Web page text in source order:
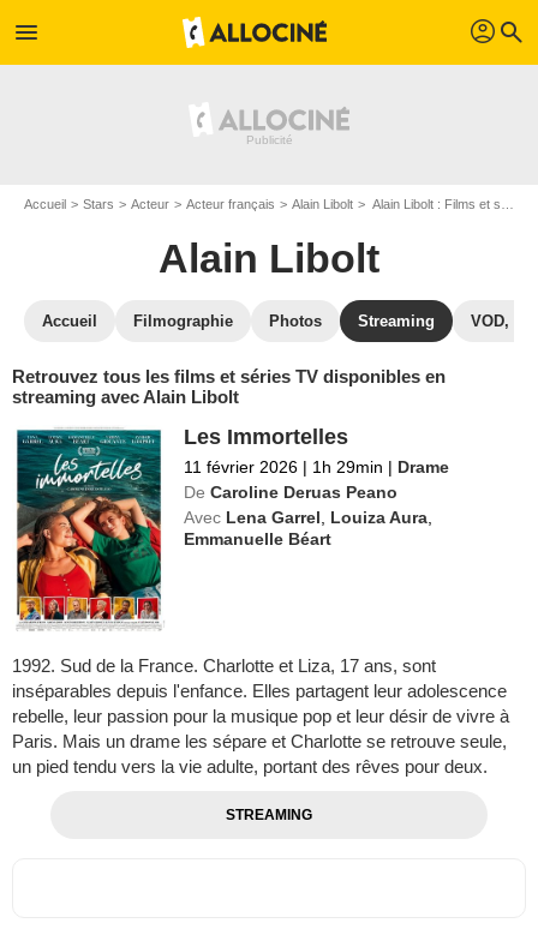
menu profil search
Accueil Stars Acteur Acteur français Alain Libolt Alain Libolt : Films et séries online
Alain Libolt
Accueil Filmographie Photos Streaming VOD,
Retrouvez tous les films et séries TV disponibles en
streaming avec Alain Libolt
Les Immortelles
11 février 2026 | 1h 29min | Drame
De Caroline Deruas Peano
Avec Lena Garrel Louiza Aura
Emmanuelle Béart
1992. Sud de la France. Charlotte et Liza, 17 ans, sont
inséparables depuis l'enfance. Elles partagent leur adolescence
rebelle, leur passion pour la musique pop et leur désir de vivre à
Paris. Mais un drame les sépare et Charlotte se retrouve seule,
un pied tendu vers la vie adulte, portant des rêves pour deux.
STREAMING